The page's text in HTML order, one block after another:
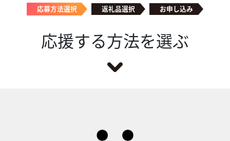
応募方法選択 返礼品選択 お申し込み
応援する方法を選ぶ